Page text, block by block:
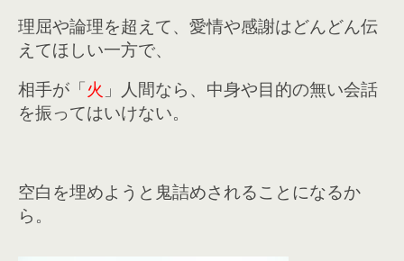
理屈や論理を超えて、愛情や感謝はどんどん伝
えてほしい一方で、
相手が「火 」人間なら、中身や目的の無い会話
を振ってはいけない。
空白を埋めようと鬼詰めされることになるか
ら。